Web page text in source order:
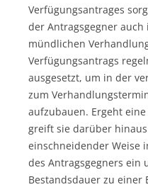
Verfügungsantrages
der Antragsgegner
mündlichen
Verfügungsantrags
ausgesetzt, um in der
zum
aufzubauen. Ergeht
greift sie darüber
einschneidender Weise
des Antragsgegners
Bestandsdauer zu einer